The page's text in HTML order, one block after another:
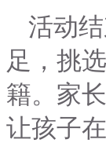
活动
足，挑
籍。家
让孩子